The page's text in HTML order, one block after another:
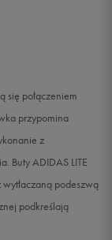
o dostępności
o dostępności
się połączeniem
przypomina
z
Buty ADIDAS LITE
podeszwą
podkreślają